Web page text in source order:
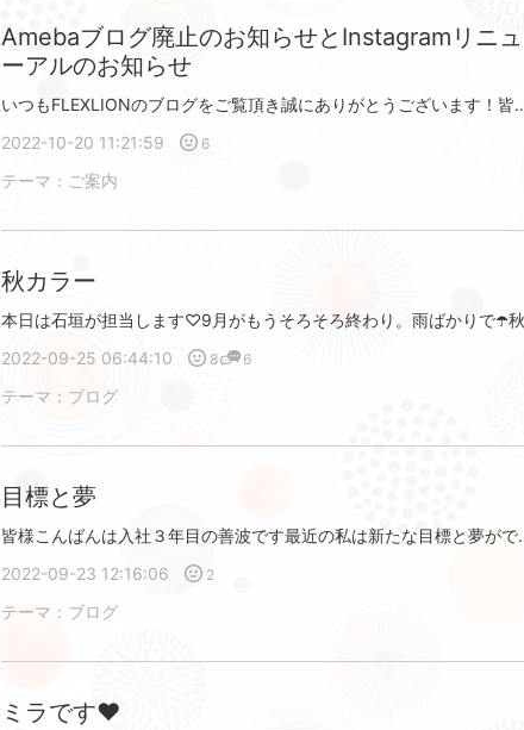
Amebaブログ廃止のお知らせとInstagramリニュ
ーアルのお知らせ
いつもFLEXLIONのブログをご覧頂き誠にありがとうございます！皆様にご報告今回，FLEXLIONのInstagramのリニューアルそしてFacebookの新開設をさせて頂きましたそれと同時にAmebaブログを利用者減少のため廃止することと致しました。Amebaブログを読んでくださっていた皆
2022-10-20 11:21:59
6
テーマ： ご案内
秋カラー
2022-09-25 06:44:10
8 6
テーマ： ブログ
目標と夢
皆様こんばんは入社３年目の善波です最近の私は新たな目標と夢ができそれに向け様々な大会やセミナーへ積極的に参加するようになりましたもはやそれが趣味になり遊ぶことより今
2022-09-23 12:16:06
2
テーマ： ブログ
ミラです♥